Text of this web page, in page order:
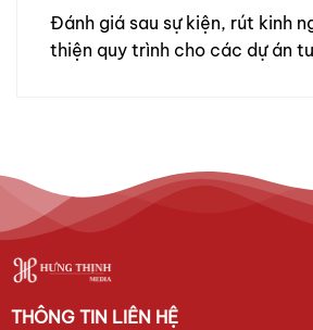
Đánh giá sau sự kiện, rút kinh
thiện quy trình cho các dự án
THÔNG TIN LIÊN HỆ